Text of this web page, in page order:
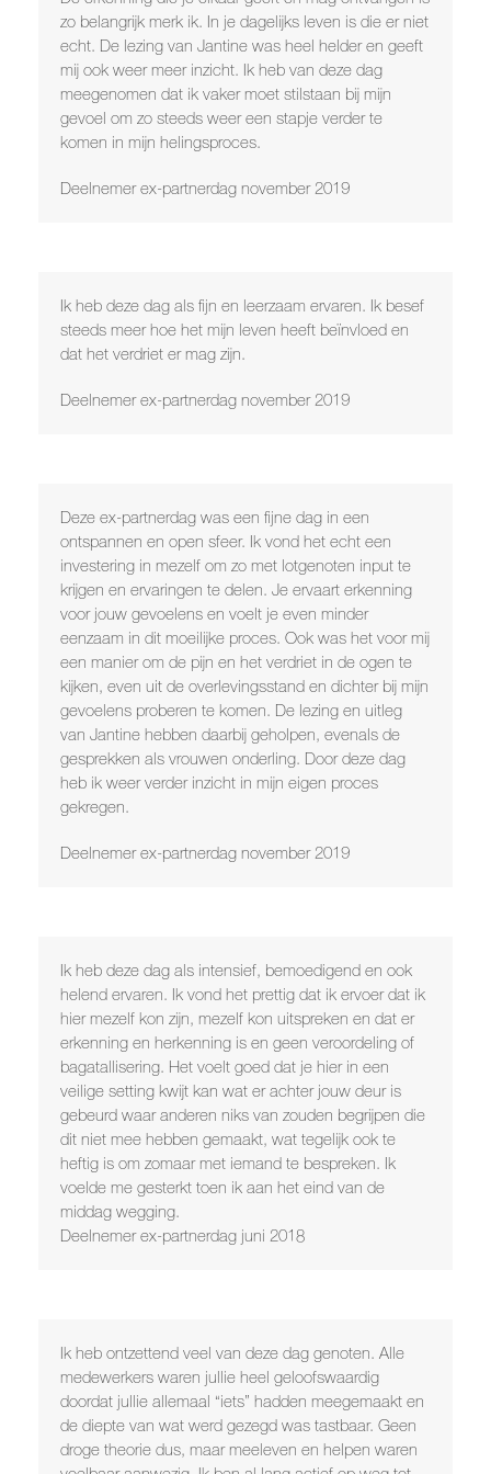
zo belangrijk merk ik. In je dagelijks leven is die er niet
echt. De lezing van Jantine was heel helder en geeft
mij ook weer meer inzicht. Ik heb van deze dag
meegenomen dat ik vaker moet stilstaan bij mijn
gevoel om zo steeds weer een stapje verder te
komen in mijn helingsproces.
Deelnemer ex-partnerdag november 2019
Ik heb deze dag als fijn en leerzaam ervaren. Ik besef
steeds meer hoe het mijn leven heeft beïnvloed en
dat het verdriet er mag zijn.
Deelnemer ex-partnerdag november 2019
Deze ex-partnerdag was een fijne dag in een
ontspannen en open sfeer. Ik vond het echt een
investering in mezelf om zo met lotgenoten input te
krijgen en ervaringen te delen. Je ervaart erkenning
voor jouw gevoelens en voelt je even minder
eenzaam in dit moeilijke proces. Ook was het voor mij
een manier om de pijn en het verdriet in de ogen te
kijken, even uit de overlevingsstand en dichter bij mijn
gevoelens proberen te komen. De lezing en uitleg
van Jantine hebben daarbij geholpen, evenals de
gesprekken als vrouwen onderling. Door deze dag
heb ik weer verder inzicht in mijn eigen proces
gekregen.
Deelnemer ex-partnerdag november 2019
Ik heb deze dag als intensief, bemoedigend en ook
helend ervaren. Ik vond het prettig dat ik ervoer dat ik
hier mezelf kon zijn, mezelf kon uitspreken en dat er
erkenning en herkenning is en geen veroordeling of
bagatallisering. Het voelt goed dat je hier in een
veilige setting kwijt kan wat er achter jouw deur is
gebeurd waar anderen niks van zouden begrijpen die
dit niet mee hebben gemaakt, wat tegelijk ook te
heftig is om zomaar met iemand te bespreken. Ik
voelde me gesterkt toen ik aan het eind van de
middag wegging.
Deelnemer ex-partnerdag juni 2018
Ik heb ontzettend veel van deze dag genoten. Alle
medewerkers waren jullie heel geloofswaardig
doordat jullie allemaal “iets” hadden meegemaakt en
de diepte van wat werd gezegd was tastbaar. Geen
droge theorie dus, maar meeleven en helpen waren